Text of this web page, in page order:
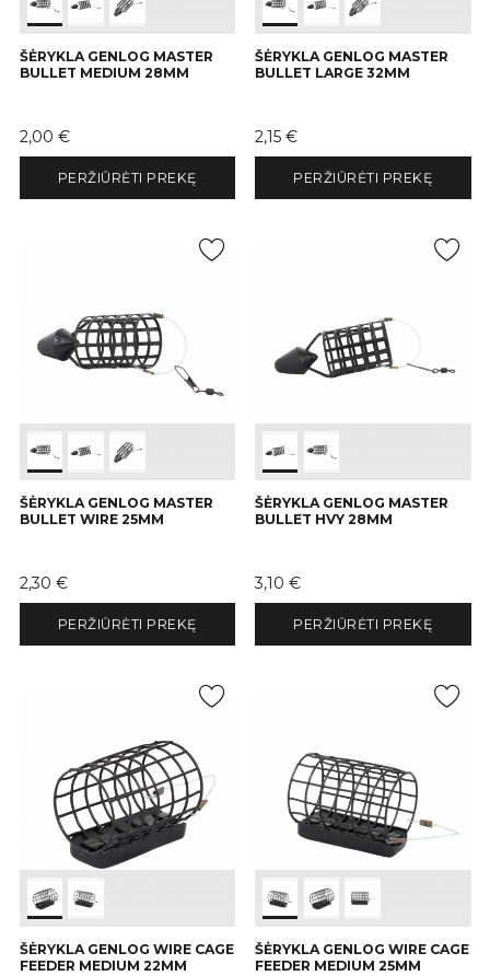
ŠĖRYKLA GENLOG MASTER
BULLET MEDIUM 28MM
Kaina
2,00 €
PERŽIŪRĖTI PREKĘ
ŠĖRYKLA GENLOG MASTER
BULLET LARGE 32MM
Kaina
2,15 €
PERŽIŪRĖTI PREKĘ
ŠĖRYKLA GENLOG MASTER
BULLET WIRE 25MM
Kaina
2,30 €
PERŽIŪRĖTI PREKĘ
ŠĖRYKLA GENLOG MASTER
BULLET HVY 28MM
Kaina
3,10 €
PERŽIŪRĖTI PREKĘ
ŠĖRYKLA GENLOG WIRE CAGE
FEEDER MEDIUM 22MM
ŠĖRYKLA GENLOG WIRE CAGE
FEEDER MEDIUM 25MM